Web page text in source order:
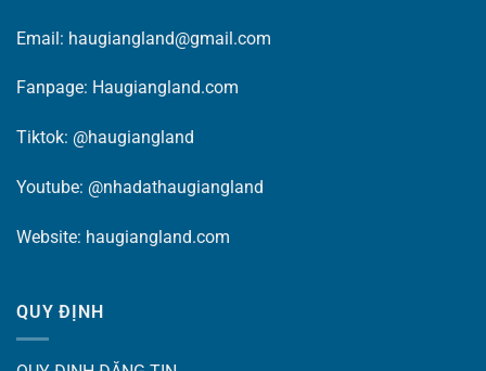
Email: haugiangland@gmail.com
Fanpage: Haugiangland.com
Tiktok: @haugiangland
Youtube: @nhadathaugiangland
Website: haugiangland.com
QUY ĐỊNH